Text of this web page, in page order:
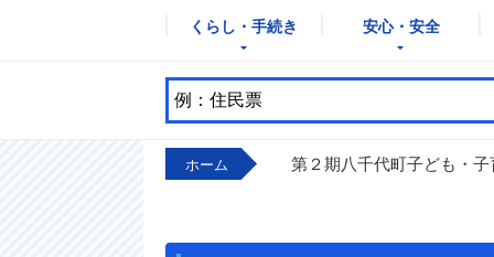
くらし・手続き 安心・安全
ホーム 第２期八千代町子ども・